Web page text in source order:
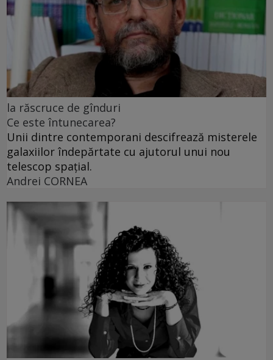
la răscruce de gînduri
Ce este întunecarea?
Unii dintre contemporani descifrează misterele
galaxiilor îndepărtate cu ajutorul unui nou
telescop spațial.
Andrei CORNEA